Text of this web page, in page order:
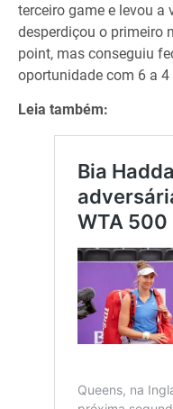
terceiro game e levou a
desperdiçou o primeiro
point, mas conseguiu
oportunidade com 6 a 4
Leia também: